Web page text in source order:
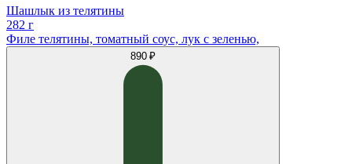
Шашлык из телятины
282 г
Филе телятины, томатный соус, лук с зеленью,
890 ₽